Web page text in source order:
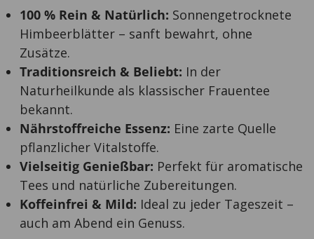
100 % Rein & Natürlich: Sonnengetrocknete
Himbeerblätter – sanft bewahrt, ohne
Zusätze.
Traditionsreich & Beliebt: In der
Naturheilkunde als klassischer Frauentee
bekannt.
Nährstoffreiche Essenz: Eine zarte Quelle
pflanzlicher Vitalstoffe.
Vielseitig Genießbar: Perfekt für aromatische
Tees und natürliche Zubereitungen.
Koffeinfrei & Mild: Ideal zu jeder Tageszeit –
auch am Abend ein Genuss.